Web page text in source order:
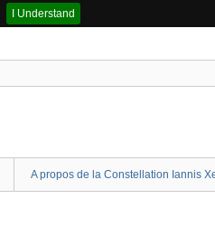
I Understand
A propos de la Constellation Iannis